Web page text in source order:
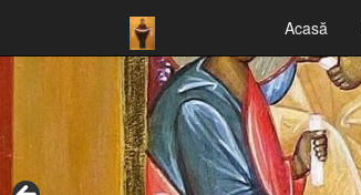
Acasă